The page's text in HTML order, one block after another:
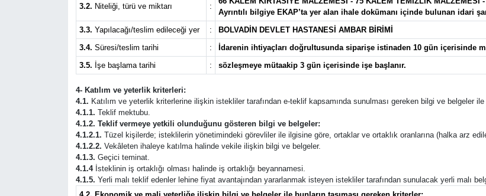
3.2. Niteliği, türü ve miktarı :
Ayrıntılı bilgiye EKAP’ta yer alan ihale dokümanı içinde bulunan idari
3.3. Yapılacağı/teslim edileceği yer :
BOLVADİN DEVLET HASTANESİ AMBAR BİRİMİ
3.4. Süresi/teslim tarihi :
İdarenin ihtiyaçları doğrultusunda siparişe istinaden 10 gün içerisinde
3.5. İşe başlama tarihi : sözleşmeye mütaakip 3 gün içerisinde işe başlanır.
4- Katılım ve yeterlik kriterleri:
4.1. Katılım ve yeterlik kriterlerine ilişkin istekliler tarafından e-teklif kapsamında sunulması gereken bilgi ve belgeler
4.1.1. Teklif mektubu.
4.1.2. Teklif vermeye yetkili olunduğunu gösteren bilgi ve belgeler:
4.1.2.1. Tüzel kişilerde; isteklilerin yönetimindeki görevliler ile ilgisine göre, ortaklar ve ortaklık oranlarına (halka arz
4.1.2.2. Vekâleten ihaleye katılma halinde vekile ilişkin bilgi ve belgeler.
4.1.3. Geçici teminat.
4.1.4İsteklinin iş ortaklığı olması halinde iş ortaklığı beyannamesi.
4.1.5. Yerli malı teklif edenler lehine fiyat avantajından yararlanmak isteyen istekliler tarafından sunulacak yerli malı